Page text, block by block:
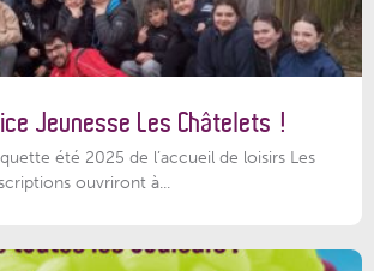
Jeunesse Les Châtelets !
été 2025 de l’accueil de loisirs Les
ouvriront à...